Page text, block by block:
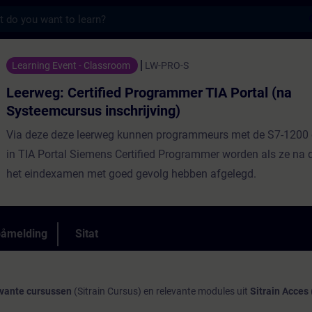
Programmer TIA Portal (na
Learning Event - Classroom LW-PRO-S
Leerweg: Certified Programmer TIA Portal (na
Systeemcursus inschrijving)
Via deze deze leerweg kunnen programmeurs met de S7-1200
in TIA Portal Siemens Certified Programmer worden als ze na
het eindexamen met goed gevolg hebben afgelegd.
Sitat
cursussen (Sitrain Cursus) en relevante modules uit Sitrain Acces